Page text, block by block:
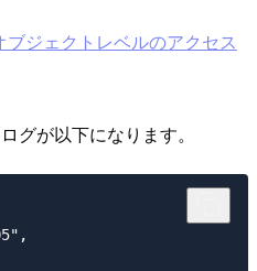
ブジェクトレベルのアクセス
グが以下になります。